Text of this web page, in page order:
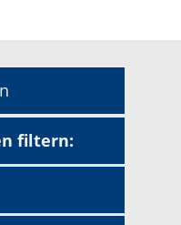
filtern: